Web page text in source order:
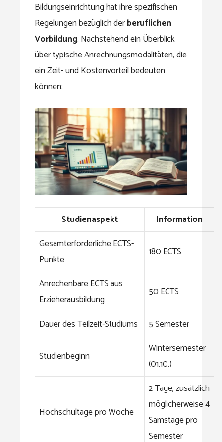
Bildungseinrichtung hat ihre spezifischen
Regelungen bezüglich derberuflichen
Vorbildung. Nachstehend ein Überblick
über typische Anrechnungsmodalitäten, die
ein Zeit- und Kostenvorteil bedeuten
können:
Studienaspekt
Information
Gesamterforderliche ECTS-
Punkte
180 ECTS
Anrechenbare ECTS aus
Erzieherausbildung
50 ECTS
Dauer des Teilzeit-Studiums 5 Semester
Studienbeginn
Wintersemester
(01.10.)
Hochschultage pro Woche
2 Tage, zusätzlich
möglicherweise 4
Samstage pro
Semester